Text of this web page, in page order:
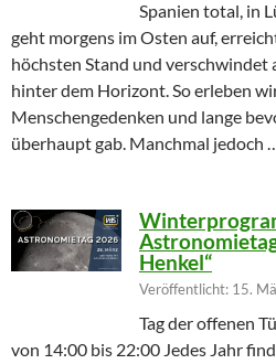
Spanien total, in
geht morgens im Osten auf,
höchsten Stand und verschwindet
hinter dem Horizont. So erleben
Menschengedenken und lange
überhaupt gab. Manchmal jedoch
Henkel“
Veröffentlicht: 15.
Tag der offenen
von 14:00 bis 22:00 Jedes Jahr